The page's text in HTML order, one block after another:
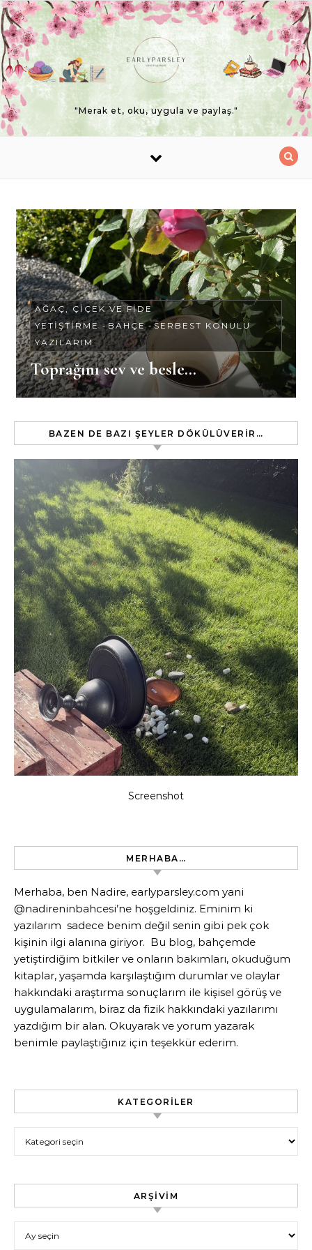
Skip to content
"Merak et, oku, uygula ve paylaş."
AĞAÇ, ÇIÇEK VE FIDE
YETIŞTIRME-BAHÇE-SERBEST KONULU
YAZILARIM
Toprağını sev ve besle…
BAZEN DE BAZI ŞEYLER DÖKÜLÜVERIR…
Screenshot
MERHABA…
Merhaba, ben Nadire, earlyparsley.com yani
@nadireninbahcesi’ne hoşgeldiniz. Eminim ki
yazılarım sadece benim değil senin gibi pek çok
kişinin ilgi alanına giriyor. Bu blog, bahçemde
yetiştirdiğim bitkiler ve onların bakımları, okuduğum
kitaplar, yaşamda karşılaştığım durumlar ve olaylar
hakkındaki araştırma sonuçlarım ile kişisel görüş ve
uygulamalarım, biraz da fizik hakkındaki yazılarımı
yazdığım bir alan. Okuyarak ve yorum yazarak
benimle paylaştığınız için teşekkür ederim.
KATEGORILER
ARŞIVIM